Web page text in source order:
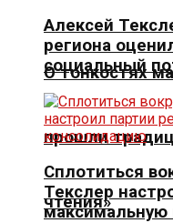
О тонкостях
прошли
чтения»
Алексей
региона
социальный
Сплотиться
Текслер